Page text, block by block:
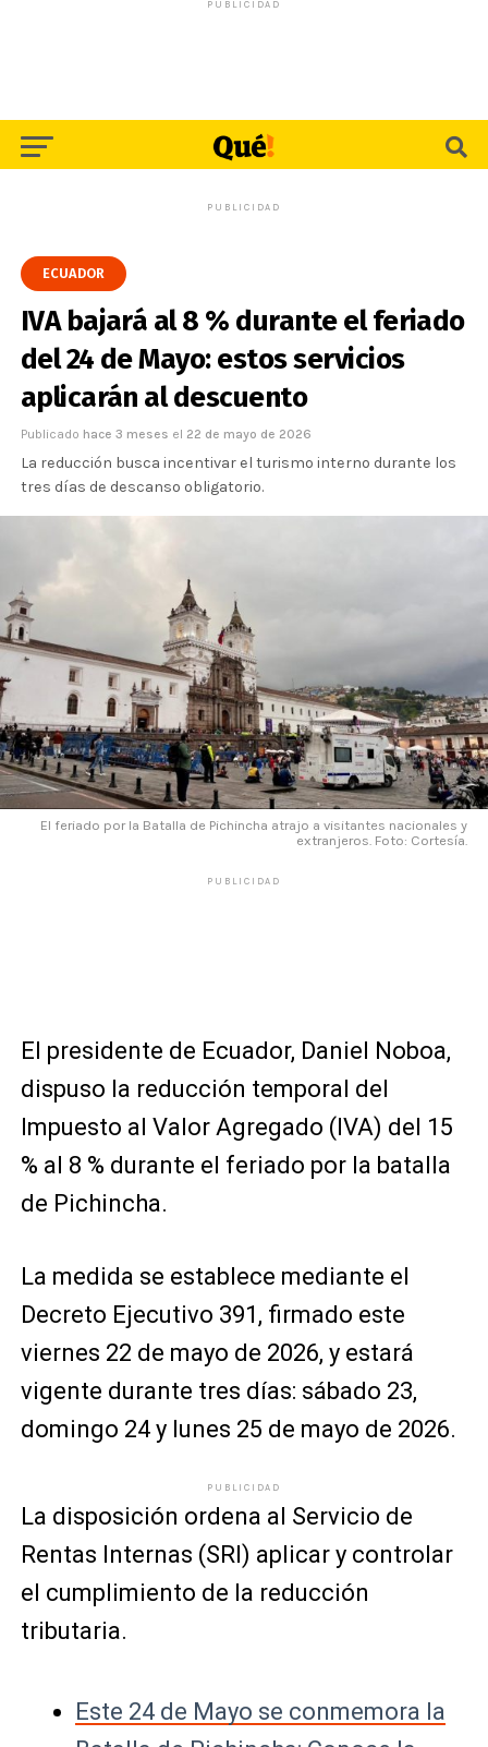
PUBLICIDAD
PUBLICIDAD
ECUADOR
IVA bajará al 8 % durante el feriado
del 24 de Mayo: estos servicios
aplicarán al descuento
Publicado hace 3 meses el 22 de mayo de 2026
La reducción busca incentivar el turismo interno durante los
tres días de descanso obligatorio.
El feriado por la Batalla de Pichincha atrajo a visitantes nacionales y
extranjeros. Foto: Cortesía.
PUBLICIDAD
El presidente de Ecuador, Daniel Noboa,
dispuso la reducción temporal del
Impuesto al Valor Agregado (IVA) del 15
% al 8 % durante el feriado por la batalla
de Pichincha.
La medida se establece mediante el
Decreto Ejecutivo 391, firmado este
viernes 22 de mayo de 2026, y estará
vigente durante tres días: sábado 23,
domingo 24 y lunes 25 de mayo de 2026.
PUBLICIDAD
La disposición ordena al Servicio de
Rentas Internas (SRI) aplicar y controlar
el cumplimiento de la reducción
tributaria.
Este 24 de Mayo se conmemora la